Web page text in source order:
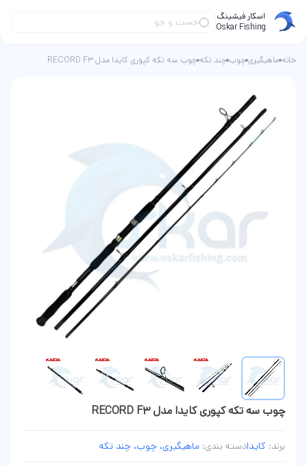
اسکار فیشینگ
Oskar Fishing
خانه ماهیگیری چوب چند تکه چوب سه تکه کپوری کایدا مدل RECORD F3
چوب سه تکه کپوری کایدا مدل RECORD F3
برند: کایدادسته بندی: ماهیگیری، چوب، چند تکه